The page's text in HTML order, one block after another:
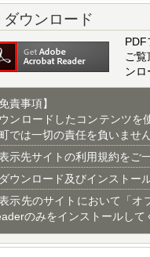
ダウンロード
PDF
ご
ンロ
免責事項】
ンロードしたコンテンツを
では一切の責任を負いません
示先サイトの利用規約をご
ウンロード及びインストー
示先のサイトにおいて「オ
のみをインストールして